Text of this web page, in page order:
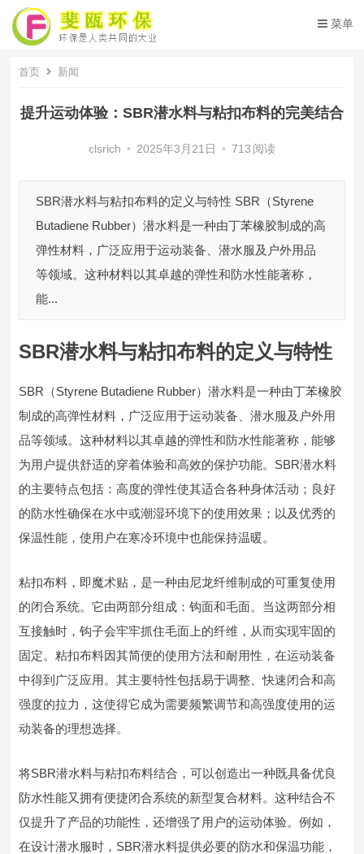
菜单
首页 新闻
提升运动体验：SBR潜水料与粘扣布料的完美结合
clsrich • 2025年3月21日 • 713 阅读
SBR潜水料与粘扣布料的定义与特性 SBR（Styrene
Butadiene Rubber）潜水料是一种由丁苯橡胶制成的高
弹性材料，广泛应用于运动装备、潜水服及户外用品
等领域。这种材料以其卓越的弹性和防水性能著称，
能...
SBR潜水料与粘扣布料的定义与特性
SBR（Styrene Butadiene Rubber）潜水料是一种由丁苯橡胶
制成的高弹性材料，广泛应用于运动装备、潜水服及户外用
品等领域。这种材料以其卓越的弹性和防水性能著称，能够
为用户提供舒适的穿着体验和高效的保护功能。SBR潜水料
的主要特点包括：高度的弹性使其适合各种身体活动；良好
的防水性确保在水中或潮湿环境下的使用效果；以及优秀的
保温性能，使用户在寒冷环境中也能保持温暖。
粘扣布料，即魔术贴，是一种由尼龙纤维制成的可重复使用
的闭合系统。它由两部分组成：钩面和毛面。当这两部分相
互接触时，钩子会牢牢抓住毛面上的纤维，从而实现牢固的
固定。粘扣布料因其简便的使用方法和耐用性，在运动装备
中得到广泛应用。其主要特性包括易于调整、快速闭合和高
强度的拉力，这使得它成为需要频繁调节和高强度使用的运
动装备的理想选择。
将SBR潜水料与粘扣布料结合，可以创造出一种既具备优良
防水性能又拥有便捷闭合系统的新型复合材料。这种结合不
仅提升了产品的功能性，还增强了用户的运动体验。例如，
在设计潜水服时，SBR潜水料提供必要的防水和保温功能，